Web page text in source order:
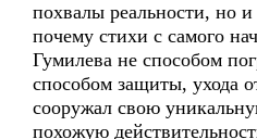
похвалы реальности, но
почему стихи с самого
Гумилева не способом
способом защиты, ухода
сооружал свою
похожую